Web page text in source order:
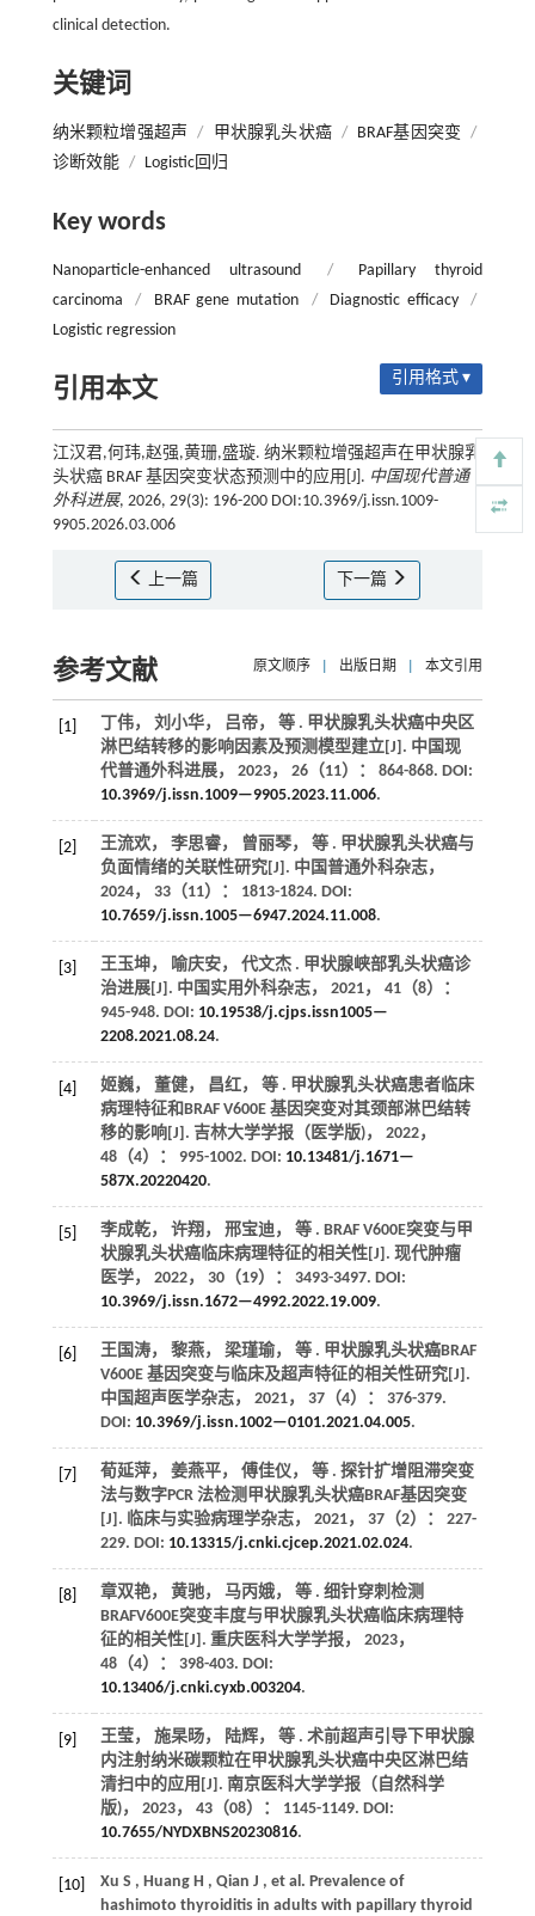
clinical detection.
关键词
纳米颗粒增强超声 / 甲状腺乳头状癌 / BRAF基因突变
/
诊断效能 / Logistic回归
Key words
Nanoparticle-enhanced ultrasound /
Papillary thyroid
carcinoma
/ BRAF gene mutation / Diagnostic efficacy
/
Logistic regression
引用本文 引用格式 ▾
江汉君,何玮,赵强,黄珊,盛璇. 纳米颗粒增强超声在甲状腺乳
头状癌 BRAF 基因突变状态预测中的应用[J]. 中国现代普通
外科进展, 2026, 29(3): 196-200 DOI:10.3969/j.issn.1009-
9905.2026.03.006
上一篇 下一篇
参考文献 原文顺序 出版日期 本文引用
[1] 丁伟， 刘小华， 吕帝， 等. 甲状腺乳头状癌中央区
淋巴结转移的影响因素及预测模型建立[J]. 中国现
代普通外科进展， 2023， 26（11）： 864-868. DOI:
10.3969/j.issn.1009—9905.2023.11.006.
[2] 王流欢， 李思睿， 曾丽琴， 等. 甲状腺乳头状癌与
负面情绪的关联性研究[J]. 中国普通外科杂志，
2024， 33（11）： 1813-1824. DOI:
10.7659/j.issn.1005—6947.2024.11.008.
[3]
王玉坤， 喻庆安， 代文杰 . 甲状腺峡部乳头状癌诊
治进展[J]. 中国实用外科杂志， 2021， 41（8）：
945-948. DOI: 10.19538/j.cjps.issn1005—
2208.2021.08.24.
[4] 姬巍， 董健， 昌红， 等. 甲状腺乳头状癌患者临床
病理特征和BRAF V600E 基因突变对其颈部淋巴结转
移的影响[J]. 吉林大学学报（医学版)， 2022，
48（4）： 995-1002. DOI: 10.13481/j.1671—
587X.20220420.
[5] 李成乾， 许翔， 邢宝迪， 等. BRAF V600E突变与甲
状腺乳头状癌临床病理特征的相关性[J]. 现代肿瘤
医学， 2022， 30（19）： 3493-3497. DOI:
10.3969/j.issn.1672—4992.2022.19.009.
[6] 王国涛， 黎燕， 梁瑾瑜， 等. 甲状腺乳头状癌BRAF
V600E 基因突变与临床及超声特征的相关性研究[J].
中国超声医学杂志， 2021， 37（4）： 376-379.
DOI: 10.3969/j.issn.1002—0101.2021.04.005.
[7] 荀延萍， 姜燕平， 傅佳仪， 等. 探针扩增阻滞突变
法与数字PCR 法检测甲状腺乳头状癌BRAF基因突变
[J]. 临床与实验病理学杂志， 2021， 37（2）： 227-
229. DOI: 10.13315/j.cnki.cjcep.2021.02.024.
[8] 章双艳， 黄驰， 马丙娥， 等. 细针穿刺检测
BRAFV600E突变丰度与甲状腺乳头状癌临床病理特
征的相关性[J]. 重庆医科大学学报， 2023，
48（4）： 398-403. DOI:
10.13406/j.cnki.cyxb.003204.
[9] 王莹， 施杲旸， 陆辉， 等. 术前超声引导下甲状腺
内注射纳米碳颗粒在甲状腺乳头状癌中央区淋巴结
清扫中的应用[J]. 南京医科大学学报（自然科学
版)， 2023， 43（08）： 1145-1149. DOI:
10.7655/NYDXBNS20230816.
[10] Xu S , Huang H , Qian J , et al. Prevalence of
hashimoto thyroiditis in adults with papillary thyroid